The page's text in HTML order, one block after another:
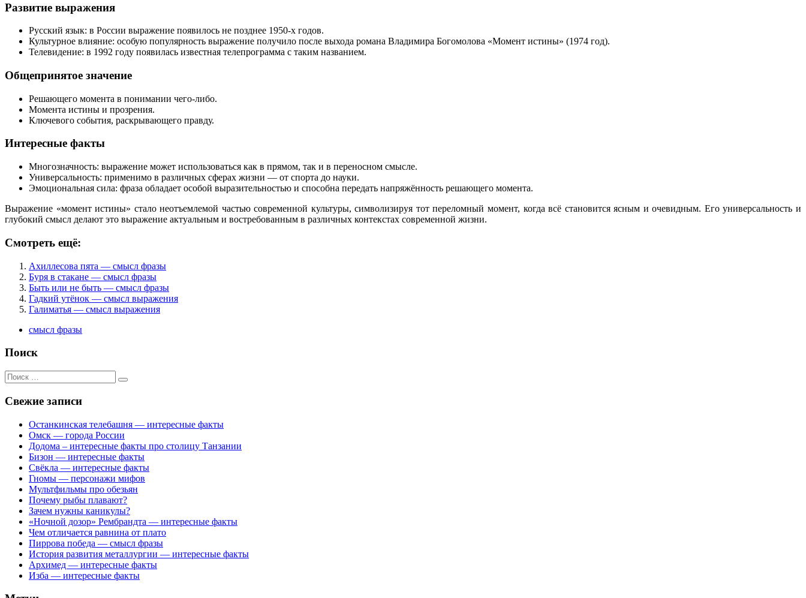
Развитие выражения
Русский язык: в России выражение появилось не позднее 1950-х годов.
Культурное влияние: особую популярность выражение получило после выхода романа Владимира Богомолова «Момент истины» (1974 год).
Телевидение: в 1992 году появилась известная телепрограмма с таким названием.
Общепринятое значение
Решающего момента в понимании чего-либо.
Момента истины и прозрения.
Ключевого события, раскрывающего правду.
Интересные факты
Многозначность: выражение может использоваться как в прямом, так и в переносном смысле.
Универсальность: применимо в различных сферах жизни — от спорта до науки.
Эмоциональная сила: фраза обладает особой выразительностью и способна передать напряжённость решающего момента.
Выражение «момент истины» стало неотъемлемой частью современной культуры, символизируя тот переломный момент, когда всё становится ясным и очевидным. Его универсальность и
глубокий смысл делают это выражение актуальным и востребованным в различных контекстах современной жизни.
Смотреть ещё:
Ахиллесова пята — смысл фразы
Буря в стакане — смысл фразы
Быть или не быть — смысл фразы
Гадкий утёнок — смысл выражения
Галиматья — смысл выражения
смысл фразы
Поиск
Поиск
для:
Свежие записи
Останкинская телебашня — интересные факты
Омск — города России
Додома – интересные факты про столицу Танзании
Бизон — интересные факты
Свёкла — интересные факты
Гномы — персонажи мифов
Мультфильмы про обезьян
Почему рыбы плавают?
Зачем нужны каникулы?
«Ночной дозор» Рембрандта — интересные факты
Чем отличается равнина от плато
Пиррова победа — смысл фразы
История развития металлургии — интересные факты
Архимед — интересные факты
Изба — интересные факты